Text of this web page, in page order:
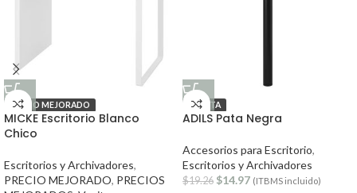
PRECIO MEJORADO
MICKE Escritorio Blanco
Chico
Escritorios y Archivadores,
PRECIO MEJORADO, PRECIOS
OFERTA
ADILS Pata Negra
Accesorios para Escritorio,
Escritorios y Archivadores
$19.26 $14.97 (ITBMS incluido)